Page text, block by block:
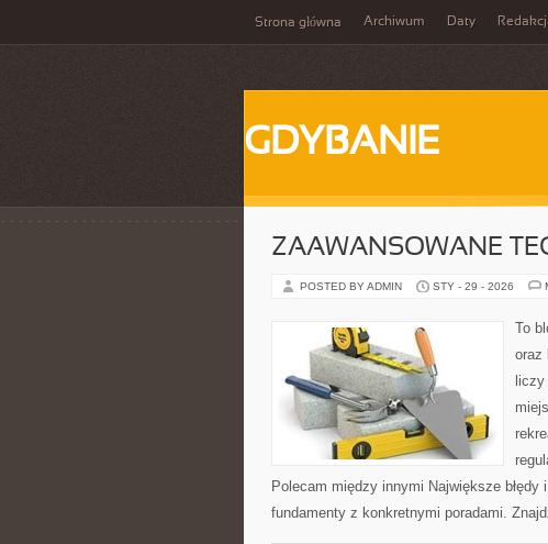
Strona główna Archiwum Daty
GDYBANIE
ZAAWANSOWANE
POSTED BY ADMIN STY - 29 - 2026
To
oraz
Polecam między innymi Największe
fundamenty z konkretnymi poradami.